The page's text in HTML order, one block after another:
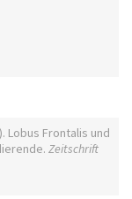
Lobus Frontalis und
Zeitschrift